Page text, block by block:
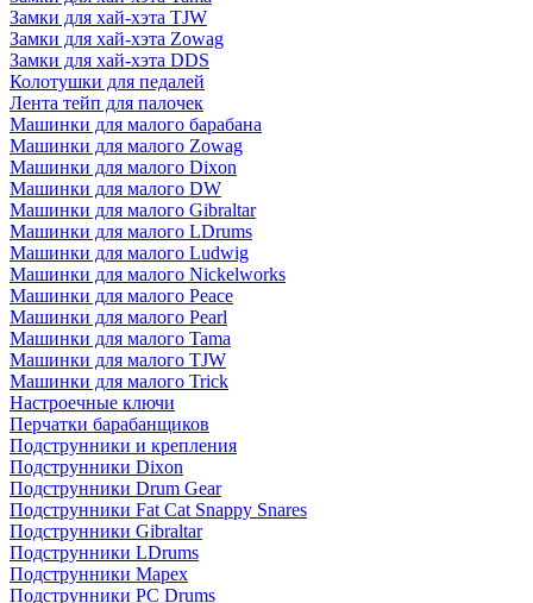
Замки для хай-хэта TJW
Замки для хай-хэта Zowag
Замки для хай-хэта DDS
Колотушки для педалей
Лента тейп для палочек
Машинки для малого барабана
Машинки для малого Zowag
Машинки для малого Dixon
Машинки для малого DW
Машинки для малого Gibraltar
Машинки для малого LDrums
Машинки для малого Ludwig
Машинки для малого Nickelworks
Машинки для малого Peace
Машинки для малого Pearl
Машинки для малого Tama
Машинки для малого TJW
Машинки для малого Trick
Настроечные ключи
Перчатки барабанщиков
Подструнники и крепления
Подструнники Dixon
Подструнники Drum Gear
Подструнники Fat Cat Snappy Snares
Подструнники Gibraltar
Подструнники LDrums
Подструнники Mapex
Подструнники PC Drums